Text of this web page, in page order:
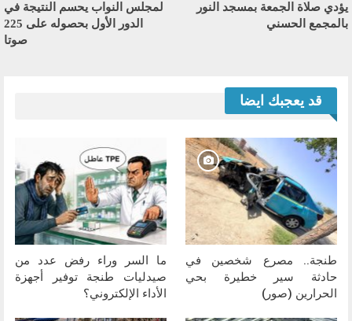
يؤدي صلاة الجمعة بمسجد النور
بالمجمع الحسني
لمجلس النواب يحسم النتيجة في
الدور الأول بحصوله على 225
صوتا
قد يعجبك ايضا
طنجة.. مصرع شخصين في
حادثة سير خطيرة بحي
الحرارين (صور)
ما السر وراء رفض عدد من
صيدليات طنجة توفير أجهزة
الأداء الإلكتروني؟